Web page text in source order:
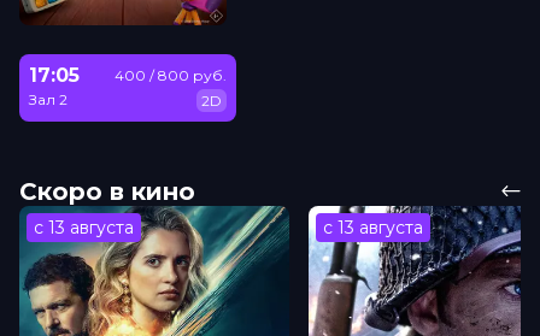
17:05
Зал 2
400 / 800 руб.
2D
Скоро в кино
с 13 августа с 13 августа